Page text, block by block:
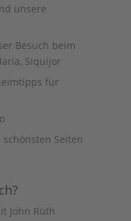
unsere
Besuch beim
Siquijor
für
Seiten